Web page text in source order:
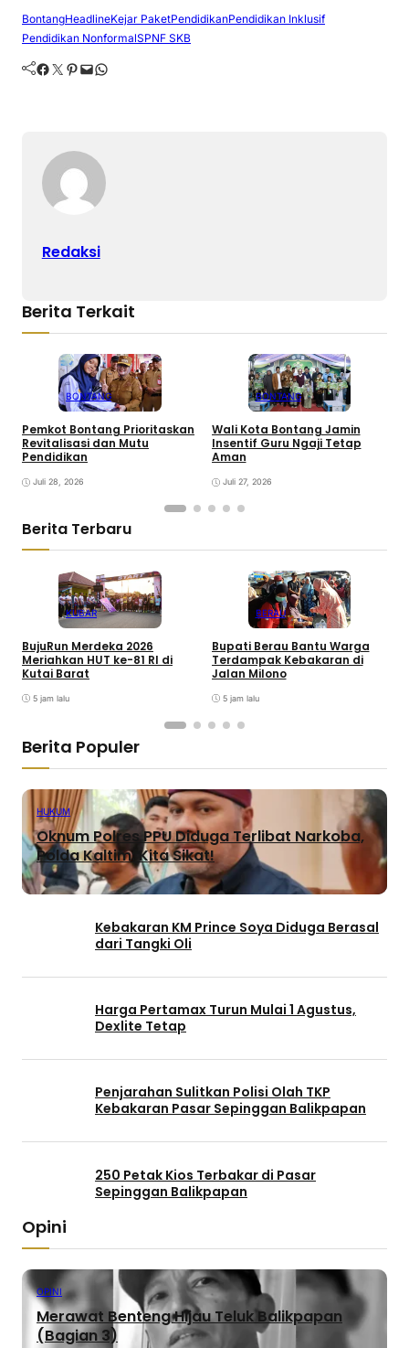
BontangHeadlineKejar PaketPendidikanPendidikan Inklusif
Pendidikan NonformalSPNF SKB
Facebook Twitter Pinterest Mail WhatsApp
Redaksi
Berita Terkait
BONTANG
Pemkot Bontang Prioritaskan
Revitalisasi dan Mutu
Pendidikan
Juli 28, 2026
BONTANG
Wali Kota Bontang Jamin
Insentif Guru Ngaji Tetap
Aman
Juli 27, 2026
Berita Terbaru
KUBAR
BujuRun Merdeka 2026
Meriahkan HUT ke-81 RI di
Kutai Barat
5 jam lalu
BERAU
Bupati Berau Bantu Warga
Terdampak Kebakaran di
Jalan Milono
5 jam lalu
Berita Populer
HUKUM
Oknum Polres PPU Diduga Terlibat Narkoba,
Polda Kaltim: Kita Sikat!
Kebakaran KM Prince Soya Diduga Berasal
dari Tangki Oli
Harga Pertamax Turun Mulai 1 Agustus,
Dexlite Tetap
Penjarahan Sulitkan Polisi Olah TKP
Kebakaran Pasar Sepinggan Balikpapan
250 Petak Kios Terbakar di Pasar
Sepinggan Balikpapan
Opini
OPINI
Merawat Benteng Hijau Teluk Balikpapan
(Bagian 3)